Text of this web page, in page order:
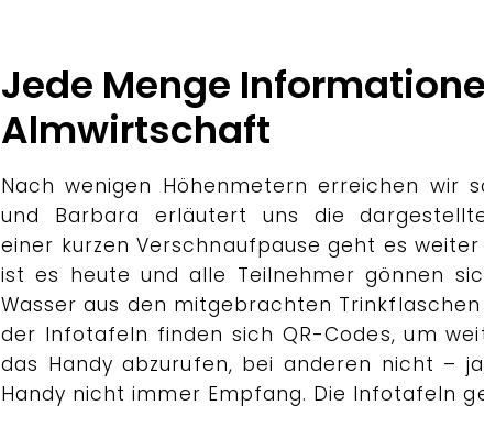
Jede Menge
Almwirtschaft
Nach wenigen Höhenmetern erreichen wir
und Barbara erläutert uns die
einer kurzen Verschnaufpause geht es
ist es heute und alle Teilnehmer gönnen
Wasser aus den mitgebrachten Trinkflaschen
der Infotafeln finden sich QR-Codes, um
das Handy abzurufen, bei anderen nicht –
Handy nicht immer Empfang. Die Infotafeln